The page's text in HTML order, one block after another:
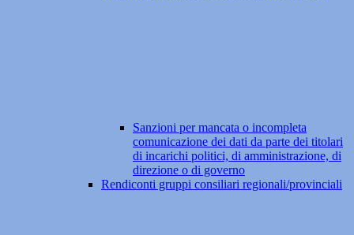
Sanzioni per mancata o incompleta
comunicazione dei dati da parte dei titolari
di incarichi politici, di amministrazione, di
direzione o di governo
Rendiconti gruppi consiliari regionali/provinciali